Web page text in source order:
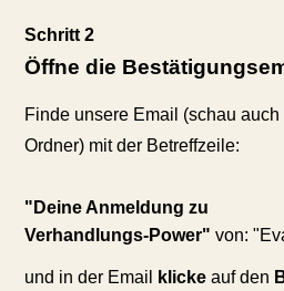
Schritt 2
Öffne die
Finde unsere Email (schau
Ordner) mit der Betreffzeile:
"Deine Anmeldung zu
Verhandlungs-Power" von:
und in der Email klicke auf den